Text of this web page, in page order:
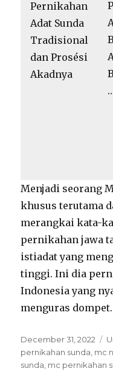
Pernikahan
Adat Sunda
Tradisional
dan Prosési
Akadnya
Menjadi seorang
khusus terutama
merangkai kata-
pernikahan jawa
istiadat yang
tinggi. Ini dia
Indonesia yang
menguras dompet.
Posted
on
December 31, 2022
pernikahan sunda mc
sunda mc pernikahan